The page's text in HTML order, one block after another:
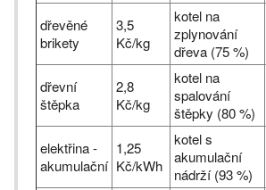
dřevěné
brikety
3,5
Kč/kg
kotel na
zplynování
dřeva (75 %)
dřevní
štěpka
2,8
Kč/kg
kotel na
spalování
štěpky (80 %)
elektřina -
akumulační
1,25
Kč/kWh
kotel s
akumulační
nádrží (93 %)